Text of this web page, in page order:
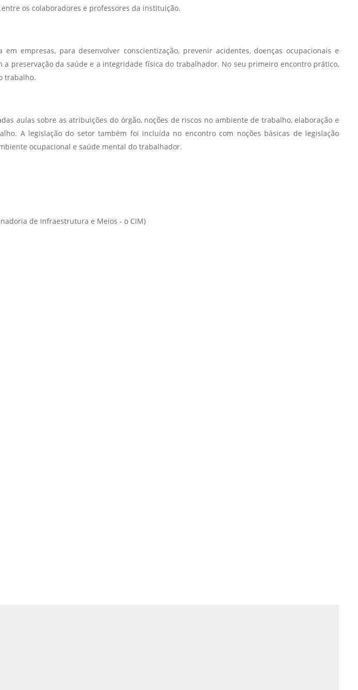
de Zoologia
de Botânica
Normas Laboratório
os colaboradores e professores da instituição.
empresas, para desenvolver conscientização, prevenir acidentes, doenças ocupacionais e
preservação da saúde e a integridade física do trabalhador. No seu primeiro encontro prático,
trabalho.
aulas sobre as atribuições do órgão, noções de riscos no ambiente de trabalho, elaboração e
A legislação do setor também foi incluída no encontro com noções básicas de legislação
ocupacional e saúde mental do trabalhador.
de Infraestrutura e Meios - o CIM)